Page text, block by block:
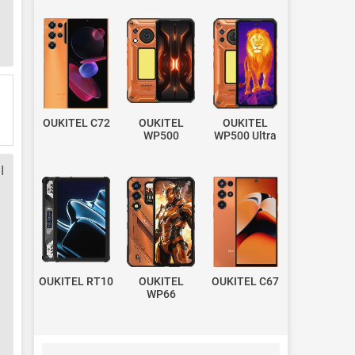
OUKITEL
WP500 Ultra
OUKITEL
WP500
OUKITEL C72
OUKITEL C67
OUKITEL
WP66
OUKITEL RT10